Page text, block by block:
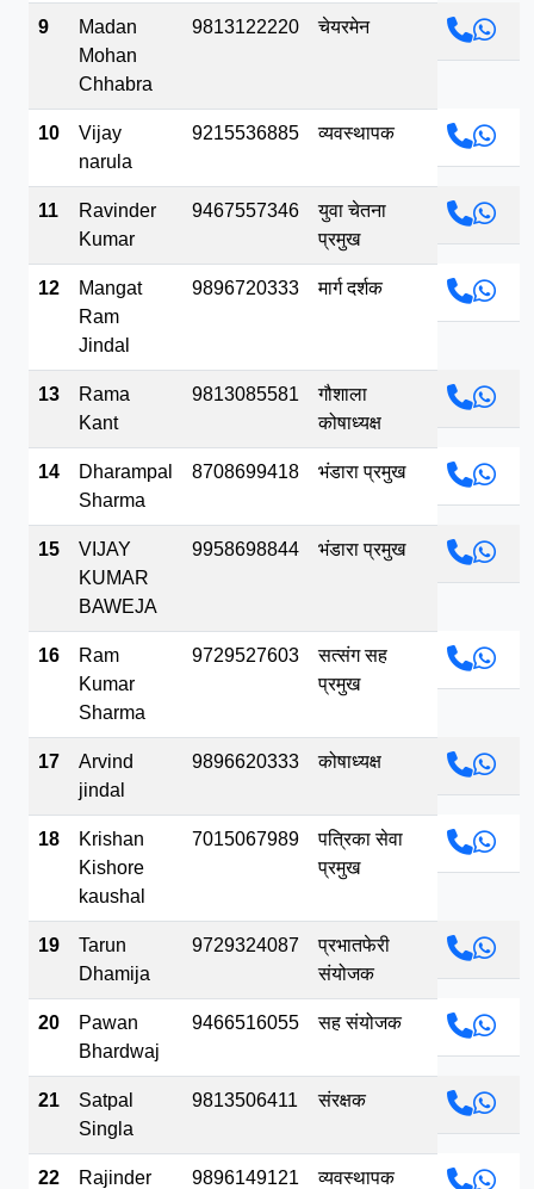
9
Madan
Mohan
Chhabra
9813122220 चेयरमेन
10
Vijay
narula
9215536885 व्यवस्थापक
11
Ravinder
Kumar
9467557346
युवा चेतना
प्रमुख
12
Mangat
Ram
Jindal
9896720333 मार्ग दर्शक
13
Rama
Kant
9813085581
गौशाला
कोषाध्यक्ष
14
Dharampal
Sharma
8708699418 भंडारा प्रमुख
15
VIJAY
KUMAR
BAWEJA
9958698844 भंडारा प्रमुख
16
Ram
Kumar
Sharma
9729527603
सत्संग सह
प्रमुख
17
Arvind
jindal
9896620333 कोषाध्यक्ष
18
Krishan
Kishore
kaushal
7015067989
पत्रिका सेवा
प्रमुख
19
Tarun
Dhamija
9729324087
प्रभातफेरी
संयोजक
20
Pawan
Bhardwaj
9466516055 सह संयोजक
21
Satpal
Singla
9813506411 संरक्षक
22
Rajinder
9896149121 व्यवस्थापक